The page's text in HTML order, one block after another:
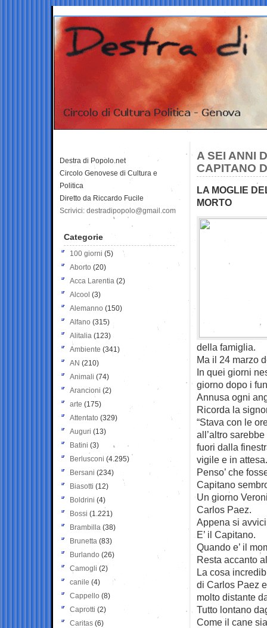
A SEI ANNI
CAPITANO
LA MOGLIE
MORTO
della famiglia.
Ma il 24 marzo
In quei giorni
giorno dopo i
Annusa ogni
Ricorda la
“Stava con le
all’altro
fuori dalla
vigile e in
Penso’ che
Capitano
Un giorno
Carlos Paez.
Appena si
E’ il Capitano.
Quando e’ il
Resta accanto
La cosa
di Carlos Paez
molto distante
Tutto lontano
Come il cane
Destra di Popolo.net
Circolo Genovese di Cultura e
Politica
Diretto da Riccardo Fucile
Scrivici: destradipopolo@gmail.com
Categorie
100 giorni (5)
Aborto (20)
Acca Larentia (2)
Alcool (3)
Alemanno (150)
Alfano (315)
Alitalia (123)
Ambiente (341)
AN (210)
Animali (74)
Arancioni (2)
arte (175)
Attentato (329)
Auguri (13)
Batini (3)
Berlusconi (4.295)
Bersani (234)
Biasotti (12)
Boldrini (4)
Bossi (1.221)
Brambilla (38)
Brunetta (83)
Burlando (26)
Camogli (2)
canile (4)
Cappello (8)
Caprotti (2)
Caritas (6)